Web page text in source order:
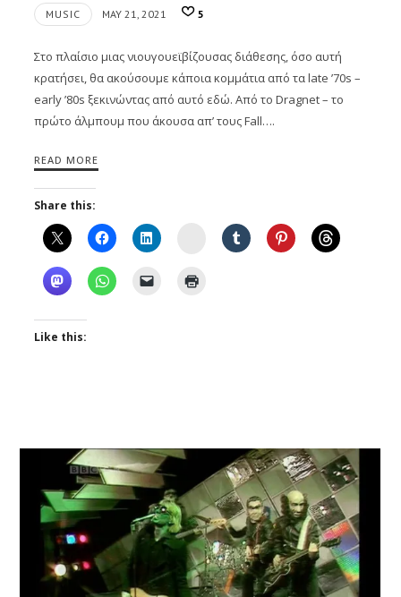
MUSIC MAY 21, 2021 5
Στο πλαίσιο μιας νιουγουεϊβίζουσας διάθεσης, όσο αυτή
κρατήσει, θα ακούσουμε κάποια κομμάτια από τα late ’70s –
early ’80s ξεκινώντας από αυτό εδώ. Από το Dragnet – το
πρώτο άλμπουμ που άκουσα απ’ τους Fall….
READ MORE
Share this:
Instagram
Like this: